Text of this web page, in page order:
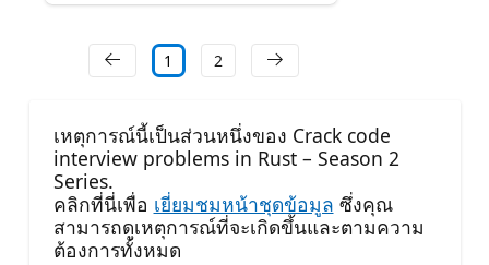
1 2
เหตุการณ์นี้เป็นส่วนหนึ่งของ Crack code
interview problems in Rust – Season 2
Series.
คลิกที่นี่เพื่อ เยี่ยมชมหน้าชุดข้อมูล ซึ่งคุณ
สามารถดูเหตุการณ์ที่จะเกิดขึ้นและตามความ
ต้องการทั้งหมด